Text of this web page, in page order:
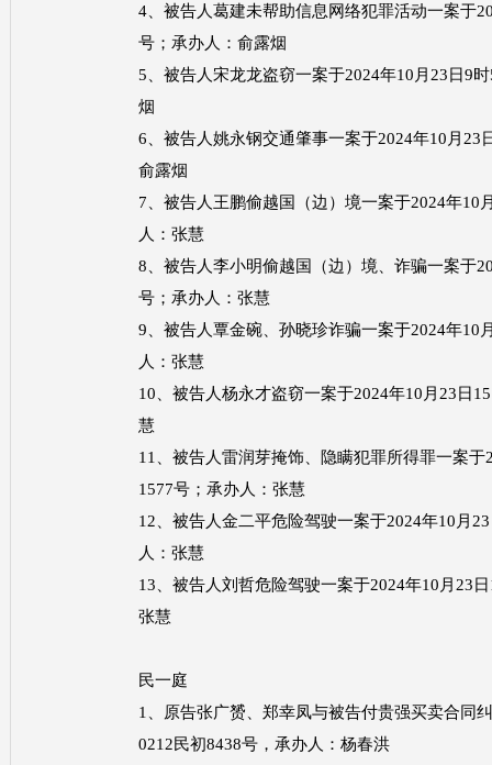
4、被告人葛建未帮助信息网络犯罪活动一案于
号；承办人：俞露烟
5、被告人宋龙龙盗窃一案于2024年10月23日9
烟
6、被告人姚永钢交通肇事一案于2024年10月23
俞露烟
7、被告人王鹏偷越国（边）境一案于2024年10
人：张慧
8、被告人李小明偷越国（边）境、诈骗一案于
号；承办人：张慧
9、被告人覃金碗、孙晓珍诈骗一案于2024年10
人：张慧
10、被告人杨永才盗窃一案于2024年10月23日
慧
11、被告人雷润芽掩饰、隐瞒犯罪所得罪一案
1577号；承办人：张慧
12、被告人金二平危险驾驶一案于2024年10月
人：张慧
13、被告人刘哲危险驾驶一案于2024年10月23
张慧
民一庭
1、原告张广赟、郑幸凤与被告付贵强买卖合同
0212民初8438号，承办人：杨春洪